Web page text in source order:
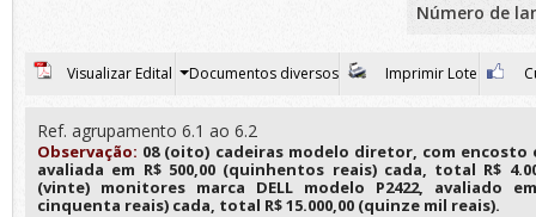
Número de
Visualizar Edital Documentos diversos Imprimir Lote
Ref. agrupamento 6.1 ao 6.2
Observação: 08 (oito) cadeiras modelo diretor, com
avaliada em R$ 500,00 (quinhentos reais) cada, total R$
(vinte) monitores marca DELL modelo P2422, avaliado
cinquenta reais) cada, total R$ 15.000,00 (quinze mil reais).